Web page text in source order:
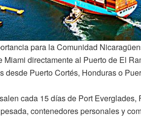
para la Comunidad
Miami directamente al Puerto de El
desde Puerto Cortés, Honduras o
cada 15 días de Port
contenedores personales y